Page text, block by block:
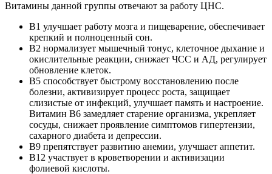
Витамины данной группы отвечают за работу ЦНС.
В1 улучшает работу мозга и пищеварение, обеспечивает
крепкий и полноценный сон.
В2 нормализует мышечный тонус, клеточное дыхание и
окислительные реакции, снижает ЧСС и АД, регулирует
обновление клеток.
В5 способствует быстрому восстановлению после
болезни, активизирует процесс роста, защищает
слизистые от инфекций, улучшает память и настроение.
Витамин В6 замедляет старение организма, укрепляет
сосуды, снижает проявление симптомов гипертензии,
сахарного диабета и депрессии.
В9 препятствует развитию анемии, улучшает аппетит.
В12 участвует в кроветворении и активизации
фолиевой кислоты.